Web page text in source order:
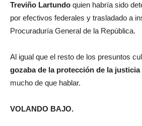
Treviño Lartundo quien habría sido
por efectivos federales y trasladado a
Procuraduría General de la República.
Al igual que el resto de los presuntos
gozaba de la protección de la justicia
mucho de que hablar.
VOLANDO BAJO.